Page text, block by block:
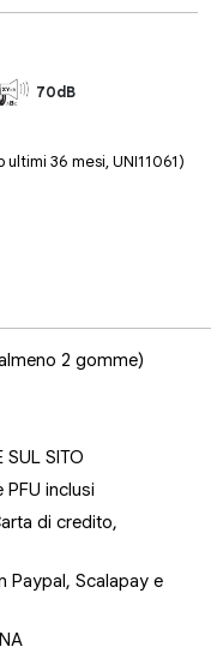
70dB
36 mesi, UNI11061)
2 gomme)
SUL SITO
PFU inclusi
di credito,
Paypal, Scalapay e